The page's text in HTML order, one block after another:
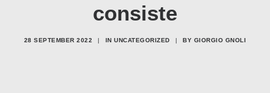
consiste
28 SEPTEMBER 2022 | INUNCATEGORIZED | BY GIORGIO GNOLI